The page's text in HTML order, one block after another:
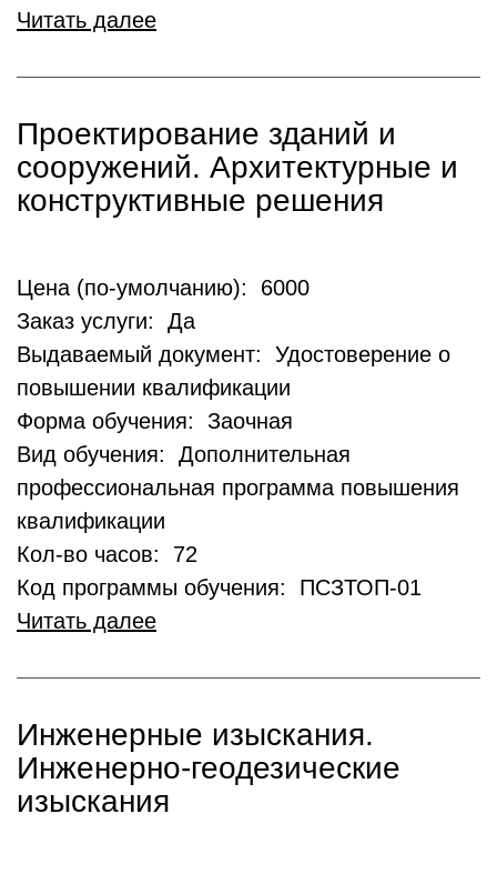
Читать далее
Проектирование зданий и
сооружений. Архитектурные и
конструктивные решения
Цена (по-умолчанию): 6000
Заказ услуги: Да
Выдаваемый документ: Удостоверение о
повышении квалификации
Форма обучения: Заочная
Вид обучения: Дополнительная
профессиональная программа повышения
квалификации
Кол-во часов: 72
Код программы обучения: ПСЗТОП-01
Читать далее
Инженерные изыскания.
Инженерно-геодезические
изыскания